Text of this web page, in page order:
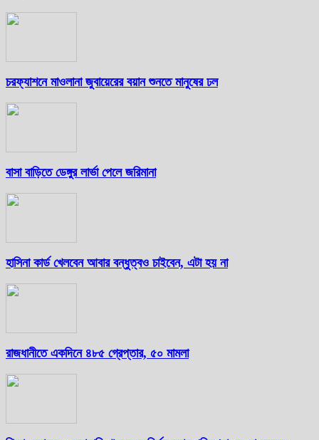
চরফ্যাশনে মাওলানা জুবায়েরের বয়ান শুনতে মানুষের ঢল
বাসা বাড়িতে ডেঙ্গুর লার্ভা পেলে জরিমানা
হাসিনা কার্ড খেলবেন আবার বন্ধুত্বও চাইবেন, এটা হয় না
রাজধানীতে একদিনে ৪৮৫ গ্রেপ্তার, ৫০ মামলা